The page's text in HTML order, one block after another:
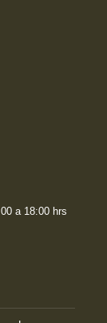
a 18:00 hrs